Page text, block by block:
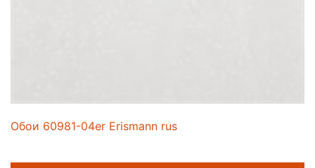
Обои 60981-04er Erismann rus